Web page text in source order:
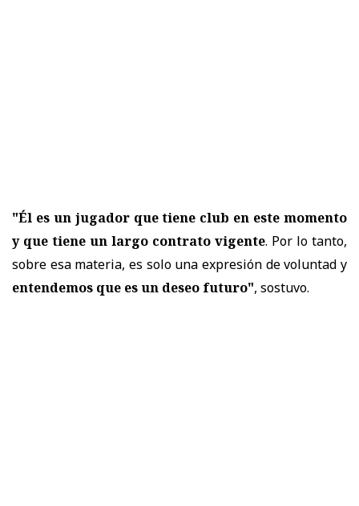
"Él es un jugador que tiene club en este momento
y que tiene un largo contrato vigente. Por lo tanto,
sobre esa materia, es solo una expresión de voluntad y
entendemos que es un deseo futuro", sostuvo.